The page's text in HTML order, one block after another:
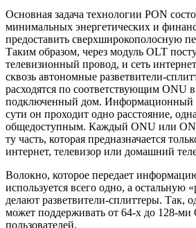
Основная задача технологии PON
минимальных энергетических и
предоставить сверхширокополосную
Таким образом, через модуль OLT
телевизионный провод, и сеть
сквозь автономные разветвители-
расходятся по соответствующим ONU
подключенный дом. Информационный
сути он проходит одно расстояние,
общедоступным. Каждый ONU или
ту часть, которая предназначается
интернет, телевизор или домашний
Волокно, которое передает
используется всего одно, а
делают разветвители-сплиттеры. Так,
может поддерживать от 64-х до 128-ми
пользователей.